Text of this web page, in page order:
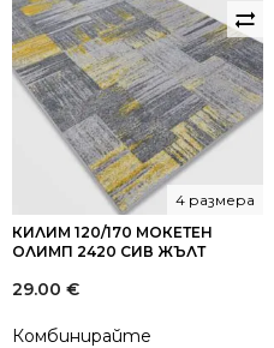
КИЛИМ 120/170 МОКЕТЕН
ОЛИМП 2420 СИВ ЖЪЛТ
4 размера
29.00 €
Комбинирайте